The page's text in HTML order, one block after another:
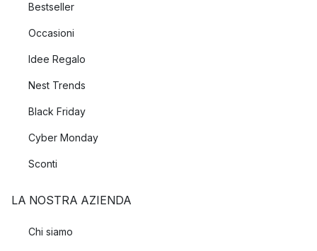
Bestseller
Occasioni
Idee Regalo
Nest Trends
Black Friday
Cyber Monday
Sconti
LA NOSTRA AZIENDA
Chi siamo